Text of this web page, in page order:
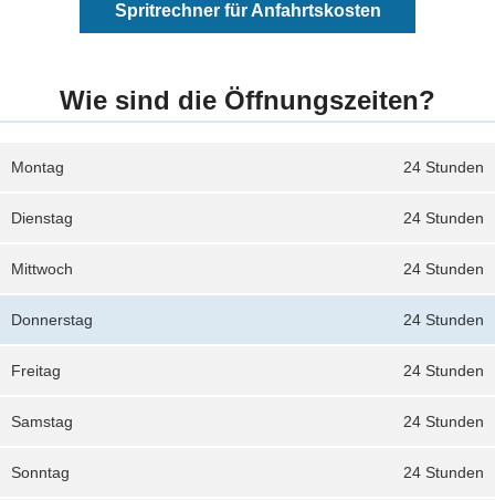
Spritrechner für Anfahrtskosten
Wie sind die Öffnungszeiten?
24 Stunden
Montag
24 Stunden
Dienstag
24 Stunden
Mittwoch
24 Stunden
Donnerstag
24 Stunden
Freitag
24 Stunden
Samstag
24 Stunden
Sonntag